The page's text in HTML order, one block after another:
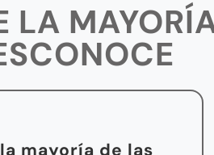
LA
mayoría de las